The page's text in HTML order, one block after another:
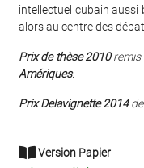
intellectuel cubain aussi
alors au centre des
Prix de thèse 2010remis
Amériques.
Prix Delavignette 2014de
Version Papier